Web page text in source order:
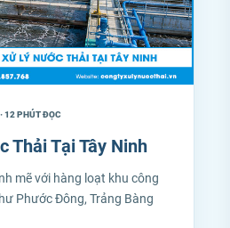
12 PHÚT ĐỌC
Thải Tại Tây Ninh
mẽ với hàng loạt khu công
Phước Đông, Trảng Bàng